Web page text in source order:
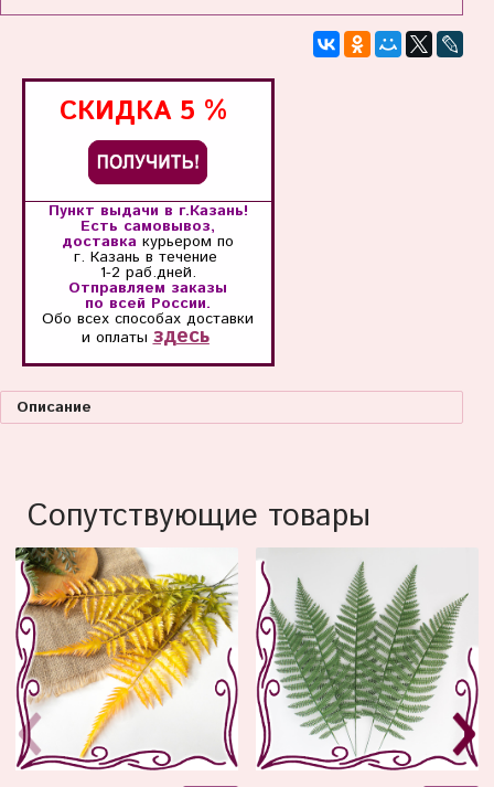
СКИДКА 5 %
Пункт выдачи в г.Казань!
Есть самовывоз,
доставка курьером по
г. Казань в течение
1-2 раб.дней.
Отправляем заказы
по всей России.
Обо всех способахдоставки
и оплаты здесь
Описание
Сопутствующие товары